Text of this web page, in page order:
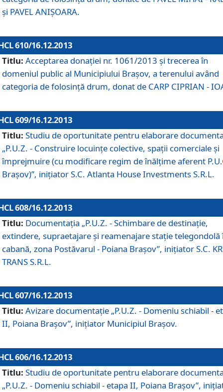
şi PAVEL ANIŞOARA.
610/16.12.2013
Titlu: Acceptarea donaţiei nr. 1061/2013 şi trecerea în
domeniul public al Municipiului Braşov, a terenului având
categoria de folosinţă drum, donat de CARP CIPRIAN -
609/16.12.2013
Titlu: Studiu de oportunitate pentru elaborare
„P.U.Z. - Construire locuinţe colective, spaţii comerciale şi
împrejmuire (cu modificare regim de înălţime aferent
Braşov)”, iniţiator S.C. Atlanta House Investments S.R.L.
608/16.12.2013
Titlu: Documentaţia „P.U.Z. - Schimbare de destinaţie,
extindere, supraetajare şi reamenajare staţie telegondolă
cabană, zona Postăvarul - Poiana Braşov”, iniţiator S.C.
TRANS S.R.L.
607/16.12.2013
Titlu: Avizare documentaţie „P.U.Z. - Domeniu schiabil -
II, Poiana Braşov”, iniţiator Municipiul Braşov.
606/16.12.2013
Titlu: Studiu de oportunitate pentru elaborare
„P.U.Z. - Domeniu schiabil - etapa II, Poiana Braşov”,